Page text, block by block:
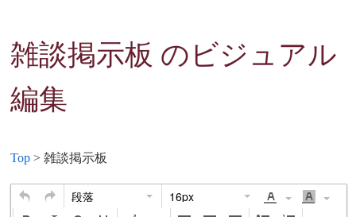
雑談掲示板 のビジュアル
編集
Top > 雑談掲示板
段落 16px